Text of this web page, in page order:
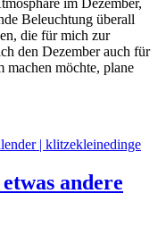
Beleuchtung überall
die für mich zur
den Dezember auch für
machen möchte, plane
andere